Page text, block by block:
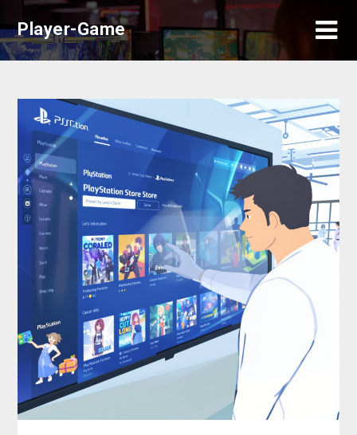
to
content
Player-Game